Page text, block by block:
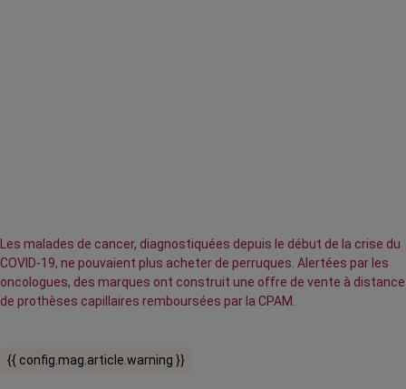
Les malades de cancer, diagnostiquées depuis le début de la crise du
COVID-19, ne pouvaient plus acheter de perruques. Alertées par les
oncologues, des marques ont construit une offre de vente à distance
de prothèses capillaires remboursées par la CPAM.
{{ config.mag.article.warning }}